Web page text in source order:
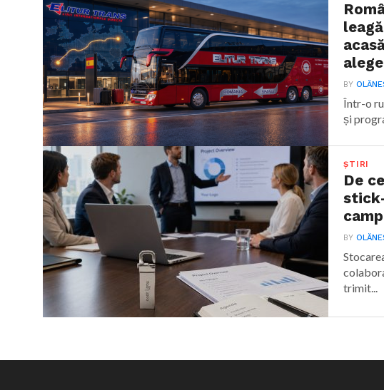
BY
Într-o
și
ȘTIRI
De
BY
trimit...